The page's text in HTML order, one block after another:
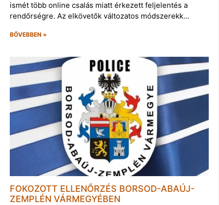
ismét több online csalás miatt érkezett feljelentés a
rendőrségre. Az elkövetők változatos módszerekk…
BŐVEBBEN »
FOKOZOTT ELLENŐRZÉS BORSOD-ABAÚJ-
ZEMPLÉN VÁRMEGYÉBEN